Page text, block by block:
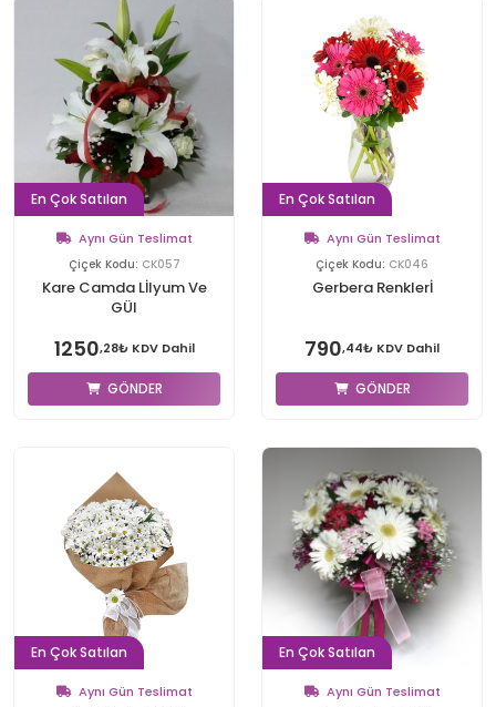
En Çok Satılan
Aynı Gün Teslimat
Çiçek Kodu: CK057
Kare Camda Lİlyum Ve
GÜl
1250,28₺ KDV Dahil
GÖNDER
En Çok Satılan
Aynı Gün Teslimat
Çiçek Kodu: CK046
Gerbera Renklerİ
790,44₺ KDV Dahil
GÖNDER
En Çok Satılan
Aynı Gün Teslimat
En Çok Satılan
Aynı Gün Teslimat